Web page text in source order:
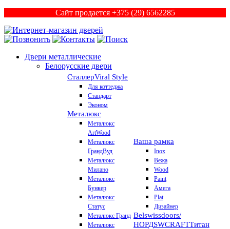
Сайт продается +375 (29) 6562285
Двери металлические
Белорусские двери
СталлерViral Style
Для коттеджа
Стандарт
Эконом
Металюкс
Металюкс
ArtWood
Металюкс
ГрандВуд
Металюкс
Милано
Металюкс
Бункер
Металюкс
Статус
Металюкс Гранд
Металюкс
Ваша рамка
Inox
Вежа
Wood
Paint
Амега
Plat
Дизайнер
Belswissdoors/
НОРДSWCRAFTТитан